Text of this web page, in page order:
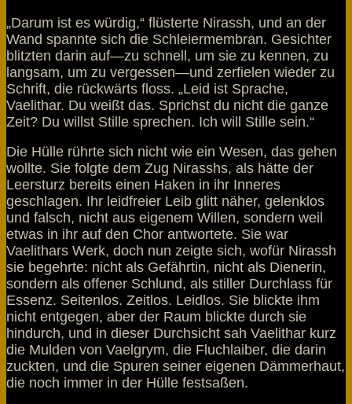
„Darum ist es würdig,“ flüsterte Nirassh, und an der
Wand spannte sich die Schleiermembran. Gesichter
blitzten darin auf—zu schnell, um sie zu kennen, zu
langsam, um zu vergessen—und zerfielen wieder zu
Schrift, die rückwärts floss. „Leid ist Sprache,
Vaelithar. Du weißt das. Sprichst du nicht die ganze
Zeit? Du willst Stille sprechen. Ich will Stille sein.“
Die Hülle rührte sich nicht wie ein Wesen, das gehen
wollte. Sie folgte dem Zug Nirasshs, als hätte der
Leersturz bereits einen Haken in ihr Inneres
geschlagen. Ihr leidfreier Leib glitt näher, gelenklos
und falsch, nicht aus eigenem Willen, sondern weil
etwas in ihr auf den Chor antwortete. Sie war
Vaelithars Werk, doch nun zeigte sich, wofür Nirassh
sie begehrte: nicht als Gefährtin, nicht als Dienerin,
sondern als offener Schlund, als stiller Durchlass für
Essenz. Seitenlos. Zeitlos. Leidlos. Sie blickte ihm
nicht entgegen, aber der Raum blickte durch sie
hindurch, und in dieser Durchsicht sah Vaelithar kurz
die Mulden von Vaelgrym, die Fluchlaiber, die darin
zuckten, und die Spuren seiner eigenen Dämmerhaut,
die noch immer in der Hülle festsaßen.